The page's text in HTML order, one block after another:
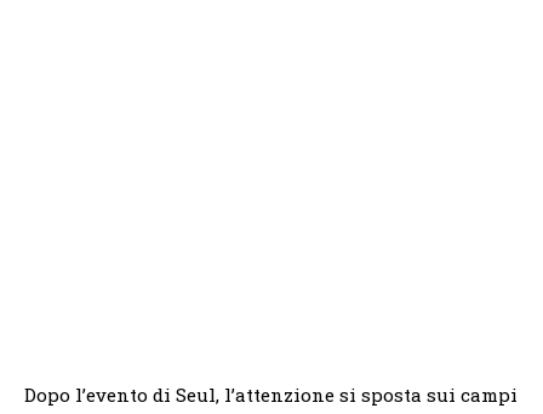
Dopo l’evento di Seul, l’attenzione si sposta sui campi